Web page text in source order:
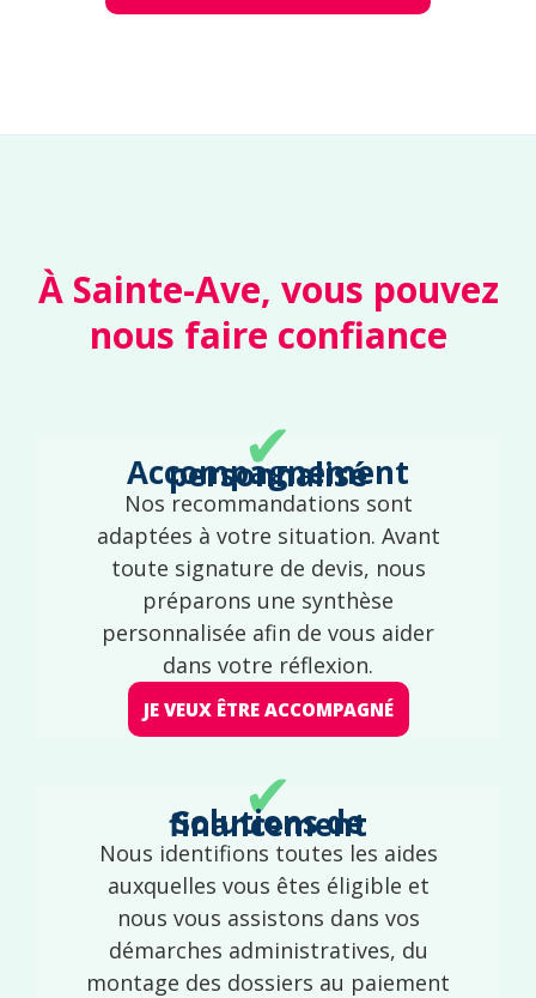
À Sainte-Ave, vous pouvez
nous faire confiance
✔
Accompagnement personnalisé
Nos recommandations sont
adaptées à votre situation. Avant
toute signature de devis, nous
préparons une synthèse
personnalisée afin de vous aider
dans votre réflexion.
JE VEUX ÊTRE ACCOMPAGNÉ
✔
Solutions de financement
Nous identifions toutes les aides
auxquelles vous êtes éligible et
nous vous assistons dans vos
démarches administratives, du
montage des dossiers au paiement